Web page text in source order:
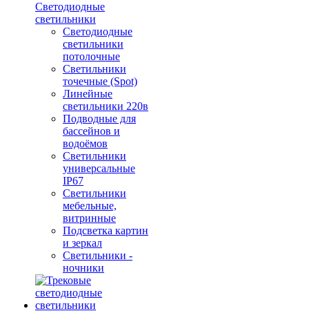
Светодиодные
светильники
Светодиодные
светильники
потолочные
Светильники
точечные (Spot)
Линейные
светильники 220в
Подводные для
бассейнов и
водоёмов
Светильники
универсальные
IP67
Светильники
мебельные,
витринные
Подсветка картин
и зеркал
Светильники -
ночники